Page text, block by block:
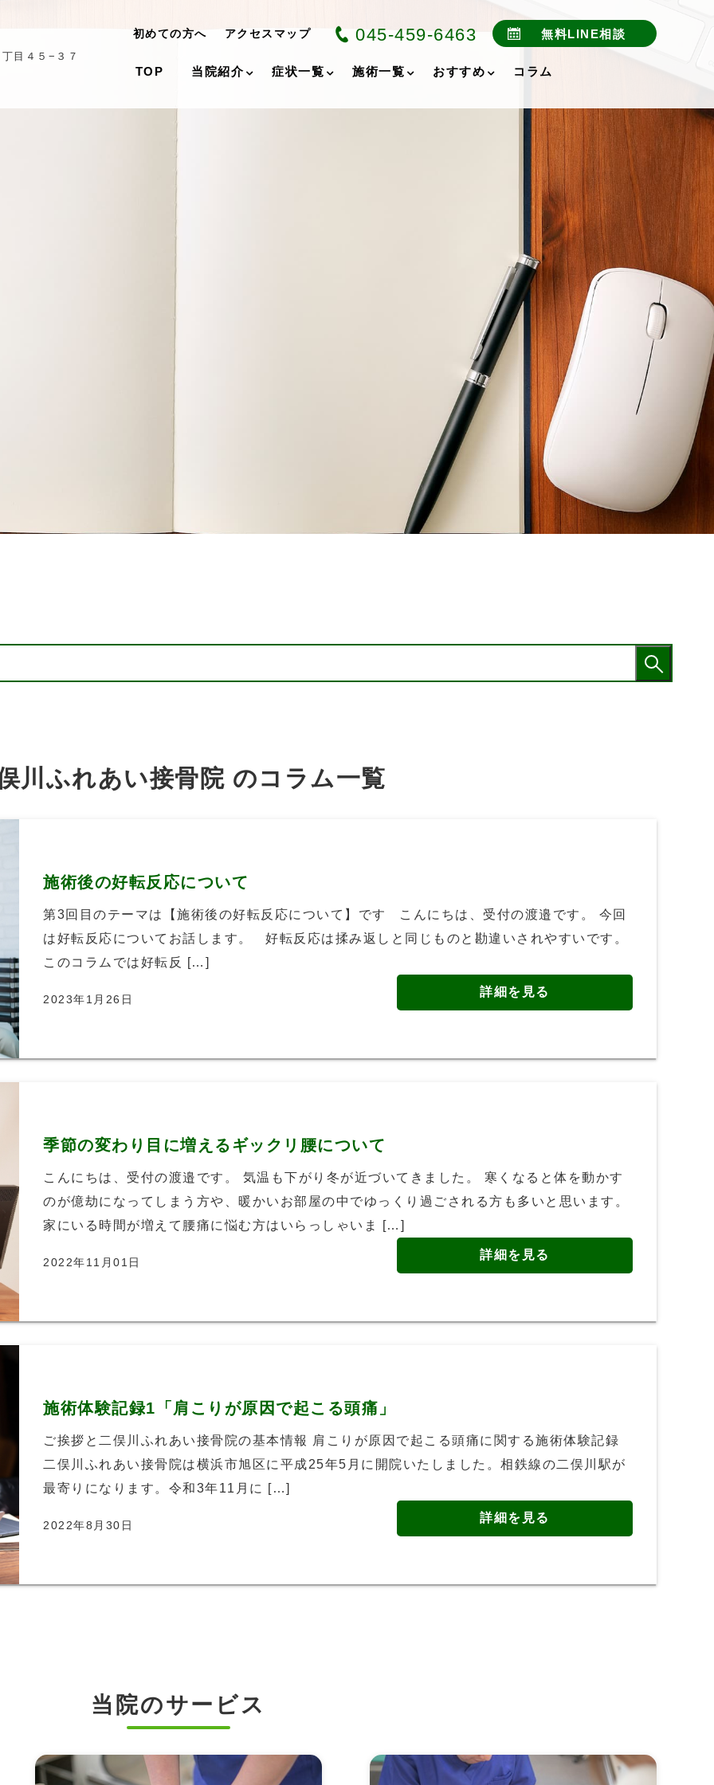
目４５−３７
初めての方へ アクセスマップ 045-459-6463 無料LINE相談
TOP 当院紹介 症状一覧 施術一覧 おすすめ コラム
川ふれあい接骨院 のコラム一覧
施術後の好転反応について
第3回目のテーマは【施術後の好転反応について】です こんにちは、受付の渡邉です。 今回
は好転反応についてお話します。 好転反応は揉み返しと同じものと勘違いされやすいです。
このコラムでは好転反 […]
2023年1月26日
詳細を見る
季節の変わり目に増えるギックリ腰について
こんにちは、受付の渡邉です。 気温も下がり冬が近づいてきました。 寒くなると体を動かす
のが億劫になってしまう方や、暖かいお部屋の中でゆっくり過ごされる方も多いと思います。
家にいる時間が増えて腰痛に悩む方はいらっしゃいま […]
2022年11月01日
詳細を見る
施術体験記録1「肩こりが原因で起こる頭痛」
ご挨拶と二俣川ふれあい接骨院の基本情報 肩こりが原因で起こる頭痛に関する施術体験記録
二俣川ふれあい接骨院は横浜市旭区に平成25年5月に開院いたしました。相鉄線の二俣川駅が
最寄りになります。令和3年11月に […]
2022年8月30日
詳細を見る
当院のサービス